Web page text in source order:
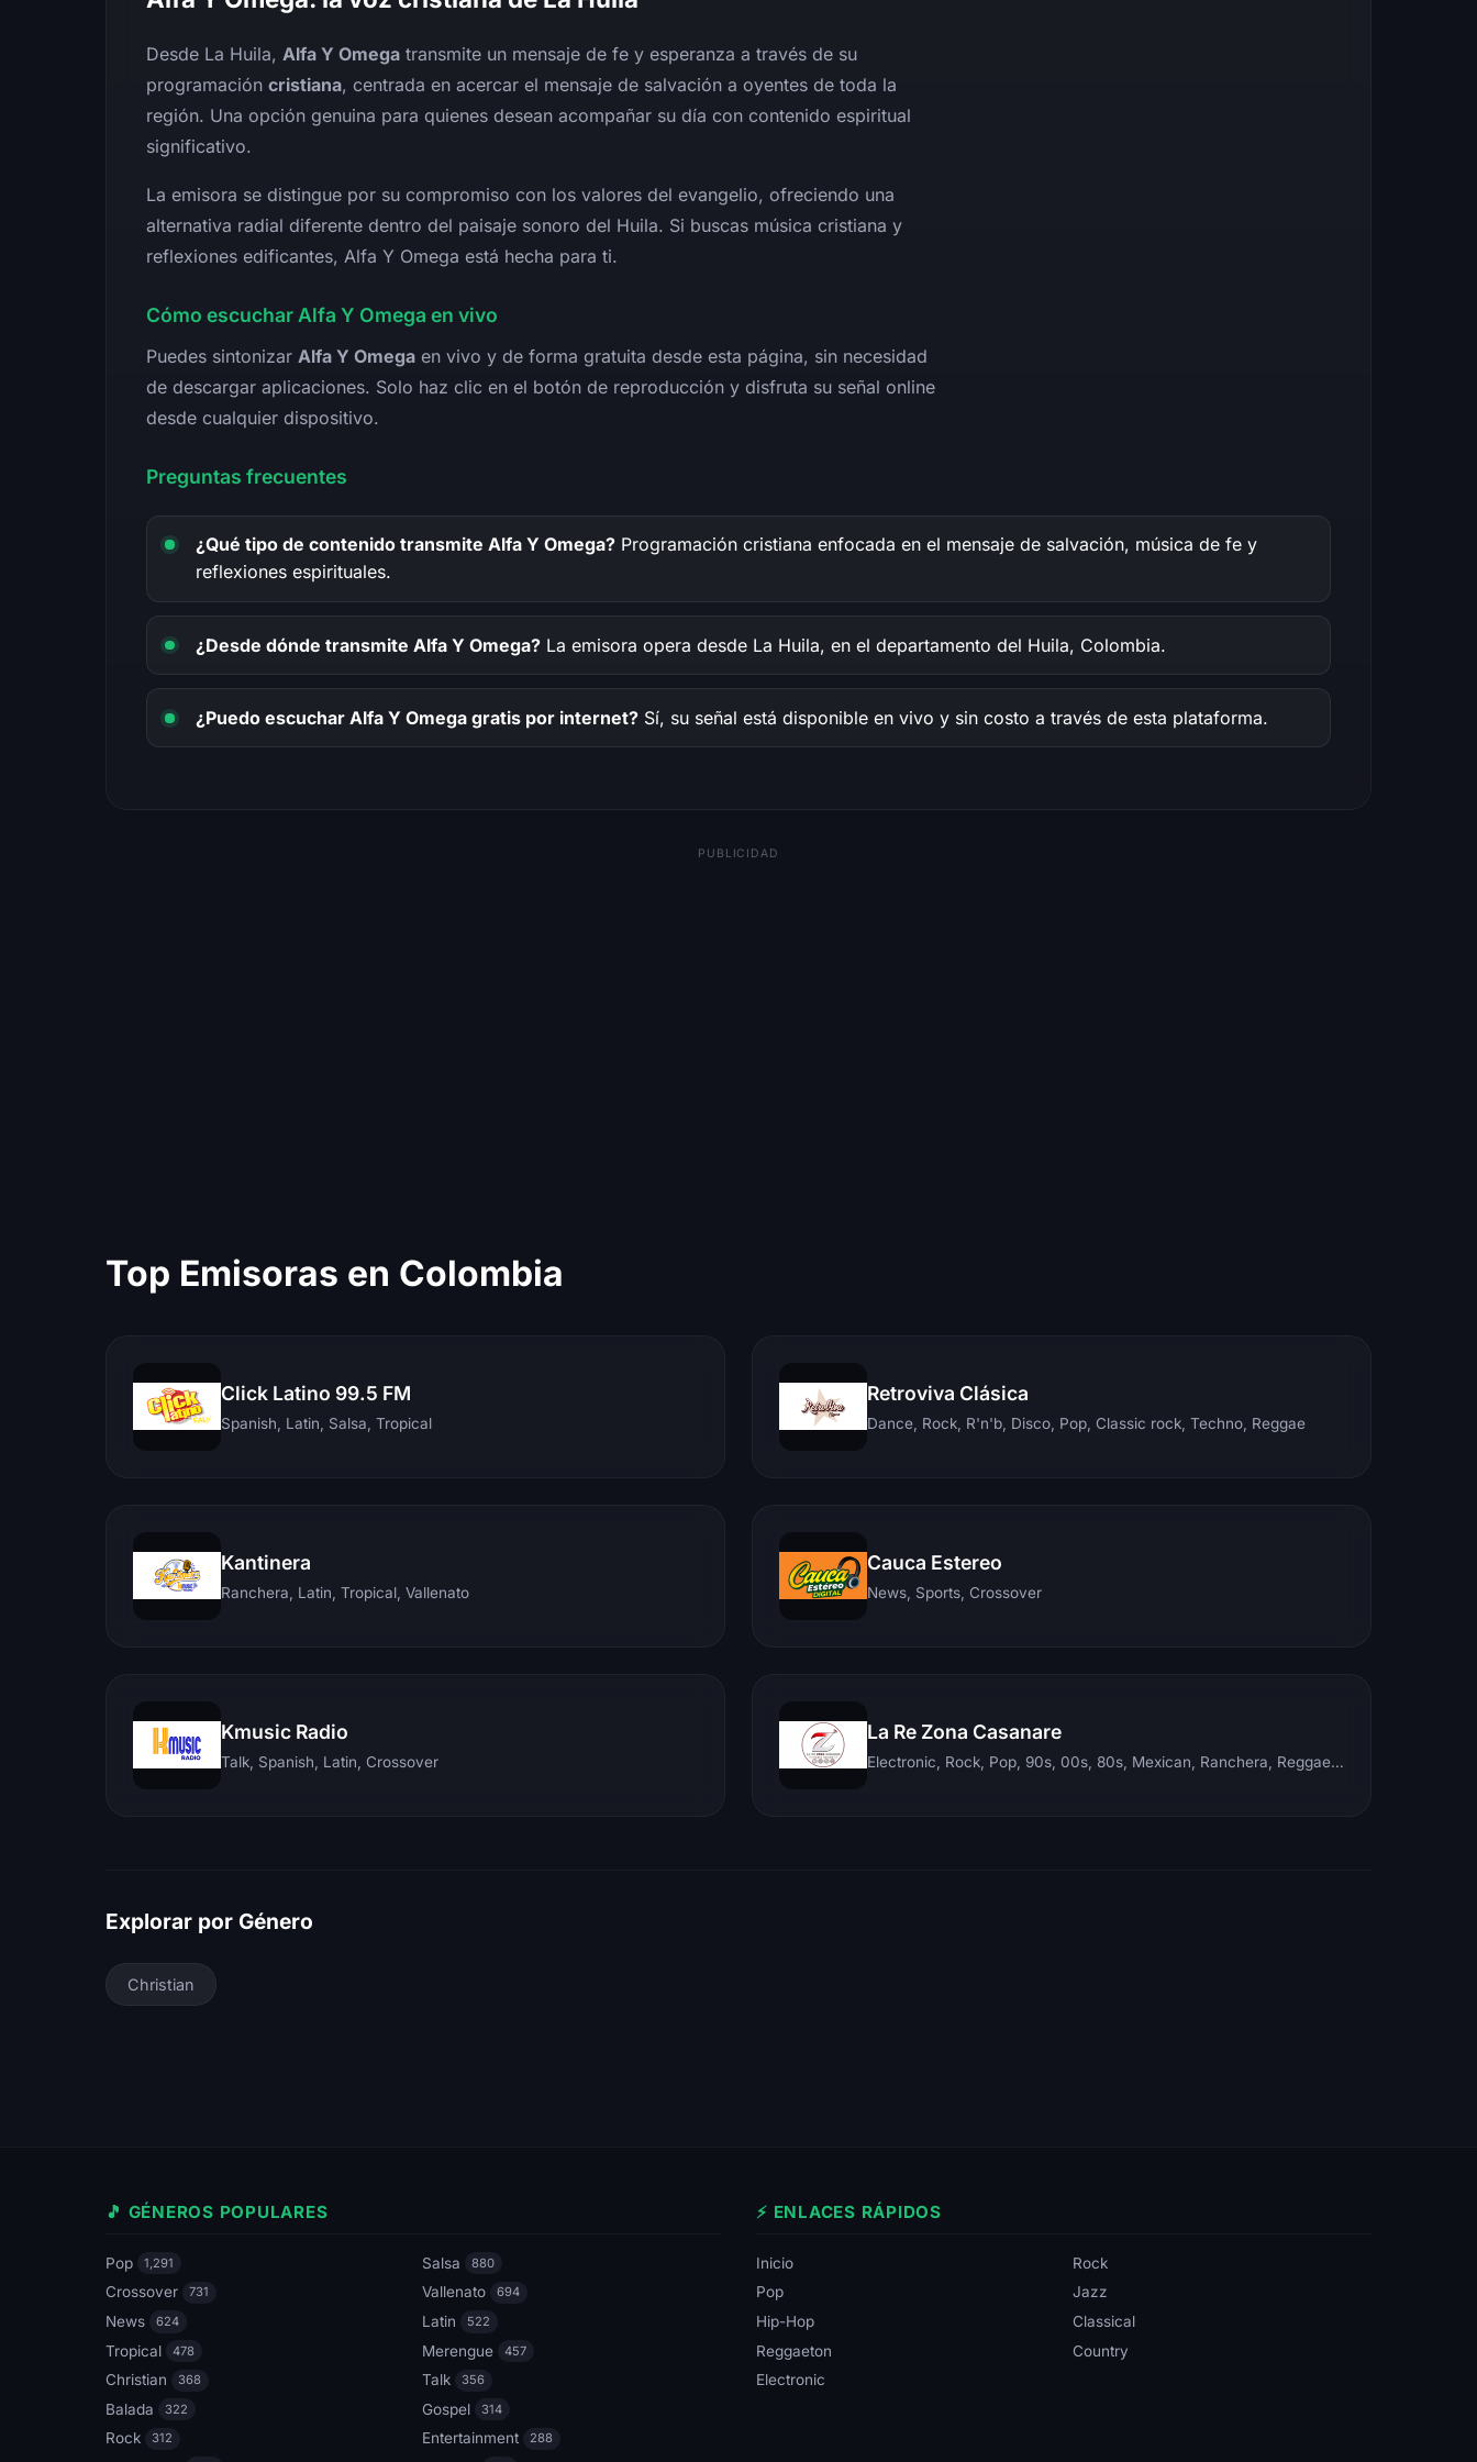
Desde La Huila, Alfa Y Omega transmite un mensaje de fe y esperanza a través de su
programación cristiana, centrada en acercar el mensaje de salvación a oyentes de toda la
región. Una opción genuina para quienes desean acompañar su día con contenido espiritual
significativo.
La emisora se distingue por su compromiso con los valores del evangelio, ofreciendo una
alternativa radial diferente dentro del paisaje sonoro del Huila. Si buscas música cristiana y
reflexiones edificantes, Alfa Y Omega está hecha para ti.
Cómo escuchar Alfa Y Omega en vivo
Puedes sintonizar Alfa Y Omega en vivo y de forma gratuita desde esta página, sin necesidad
de descargar aplicaciones. Solo haz clic en el botón de reproducción y disfruta su señal online
desde cualquier dispositivo.
Preguntas frecuentes
¿Qué tipo de contenido transmite Alfa Y Omega? Programación cristiana enfocada en el mensaje de salvación, música de fe y
reflexiones espirituales.
¿Desde dónde transmite Alfa Y Omega? La emisora opera desde La Huila, en el departamento del Huila, Colombia.
¿Puedo escuchar Alfa Y Omega gratis por internet? Sí, su señal está disponible en vivo y sin costo a través de esta plataforma.
PUBLICIDAD
Top Emisoras en Colombia
Click Latino 99.5 FM
Spanish, Latin, Salsa, Tropical
Retroviva Clásica
Dance, Rock, R'n'b, Disco, Pop, Classic rock, Techno, Reggae
Kantinera
Ranchera, Latin, Tropical, Vallenato
Cauca Estereo
News, Sports, Crossover
Kmusic Radio
Talk, Spanish, Latin, Crossover
La Re Zona Casanare
Electronic, Rock, Pop, 90s, 00s, 80s, Mexican, Ranchera, Reggaeton, Instrumental, Salsa, Merengue, Tropical, Romantic, Vallenato, Llanera
Explorar por Género
Christian
🎵 GÉNEROS POPULARES
Pop 1,291 Salsa 880
Crossover 731 Vallenato 694
News 624 Latin 522
Tropical 478 Merengue 457
Christian 368 Talk 356
Balada 322 Gospel 314
Rock 312 Entertainment 288
⚡ ENLACES RÁPIDOS
Inicio
Rock
Pop
Jazz
Hip-Hop
Classical
Reggaeton
Country
Electronic